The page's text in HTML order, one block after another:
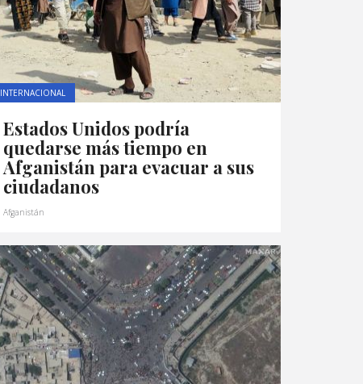
INTERNACIONAL
Estados Unidos podría
quedarse más tiempo en
Afganistán para evacuar a sus
ciudadanos
Afganistán